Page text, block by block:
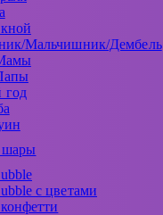
Мальчишник/Дембель
год
шары
с цветами